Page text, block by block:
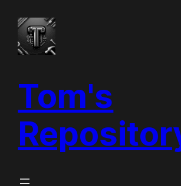
contenuto
Tom's